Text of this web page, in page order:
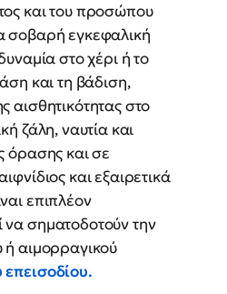
και του προσώπου
σοβαρή εγκεφαλική
στο χέρι ή το
και τη βάδιση,
αισθητικότητας στο
ζάλη, ναυτία και
όρασης και σε
και εξαιρετικά
επιπλέον
σηματοδοτούν την
ή αιμορραγικού